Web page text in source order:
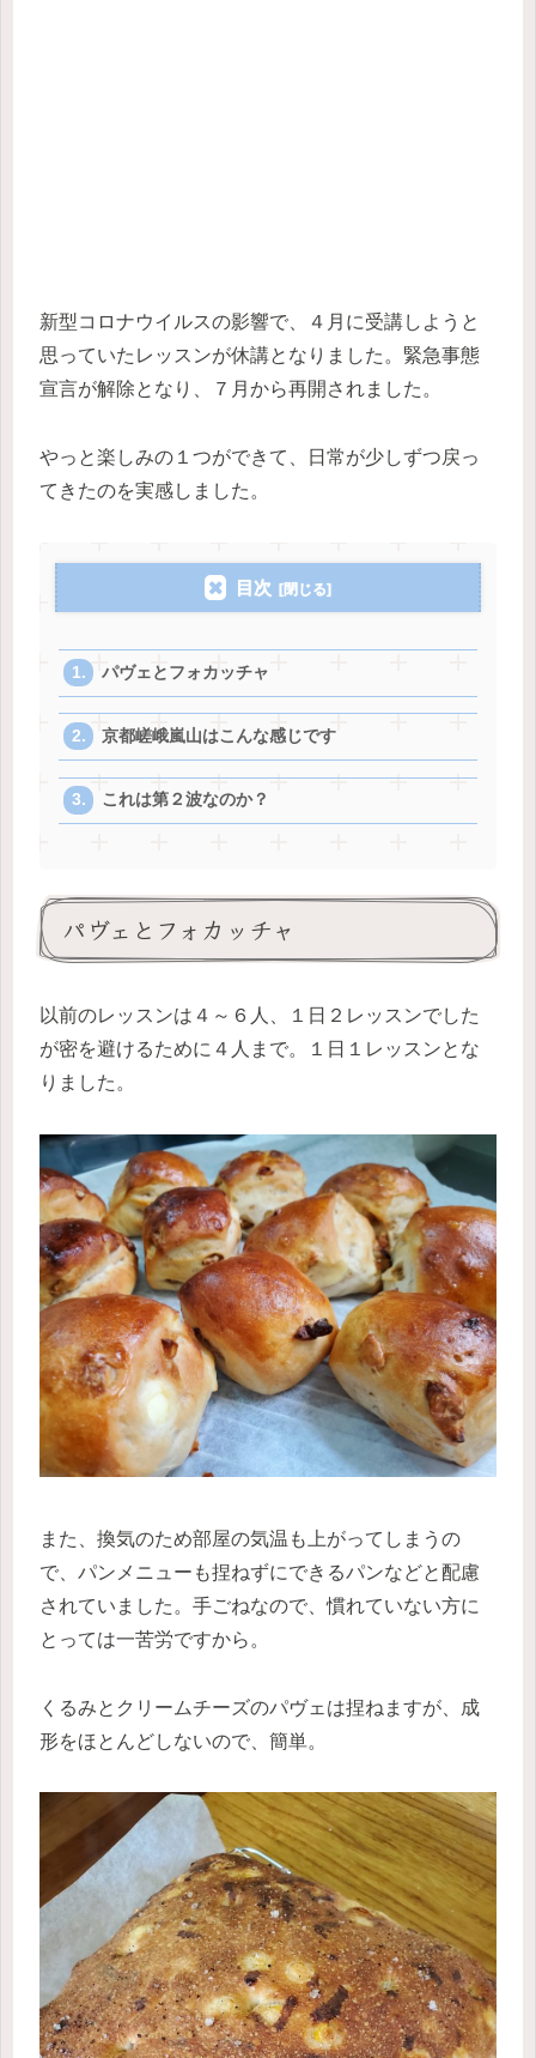
新型コロナウイルスの影響で、４月に受講しようと
思っていたレッスンが休講となりました。緊急事態
宣言が解除となり、７月から再開されました。
やっと楽しみの１つができて、日常が少しずつ戻っ
てきたのを実感しました。
目次
パヴェとフォカッチャ
京都嵯峨嵐山はこんな感じです
これは第２波なのか？
パヴェとフォカッチャ
以前のレッスンは４～６人、１日２レッスンでした
が密を避けるために４人まで。１日１レッスンとな
りました。
また、換気のため部屋の気温も上がってしまうの
で、パンメニューも捏ねずにできるパンなどと配慮
されていました。手ごねなので、慣れていない方に
とっては一苦労ですから。
くるみとクリームチーズのパヴェは捏ねますが、成
形をほとんどしないので、簡単。